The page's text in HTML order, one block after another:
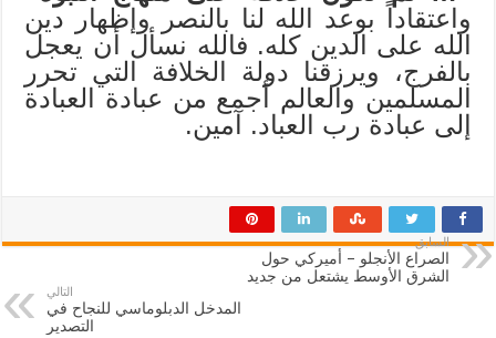
واعتقاداً بوعد الله لنا بالنصر وإظهار دين
الله على الدين كله. فالله نسأل أن يعجل
بالفرج، ويرزقنا دولة الخلافة التي تحرر
المسلمين والعالم أجمع من عبادة العبادة
إلى عبادة رب العباد. آمين.
السابق
الصراع الأنجلو – أميركي حول
الشرق الأوسط يشتعل من جديد
التالي
المدخل الدبلوماسي للنجاح في
التصدير